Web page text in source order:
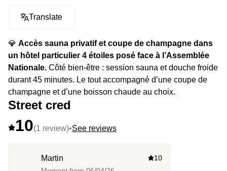
Translate
💎 Accès sauna privatif et coupe de champagne dans
un hôtel particulier 4 étoiles posé face à l’Assemblée
Nationale. Côté bien-être : session sauna et douche froide
durant 45 minutes. Le tout accompagné d’une coupe de
champagne et d’une boisson chaude au choix.
Street cred
10(1 review)•See reviews
Martin 10